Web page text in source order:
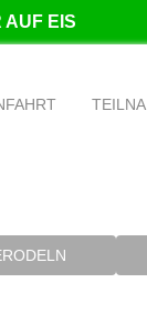
AUF EIS